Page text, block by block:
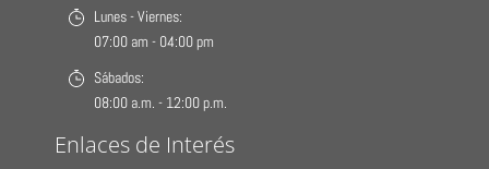
Lunes - Viernes:
07:00 am - 04:00 pm
Sábados:
08:00 a.m. - 12:00 p.m.
Enlaces de Interés